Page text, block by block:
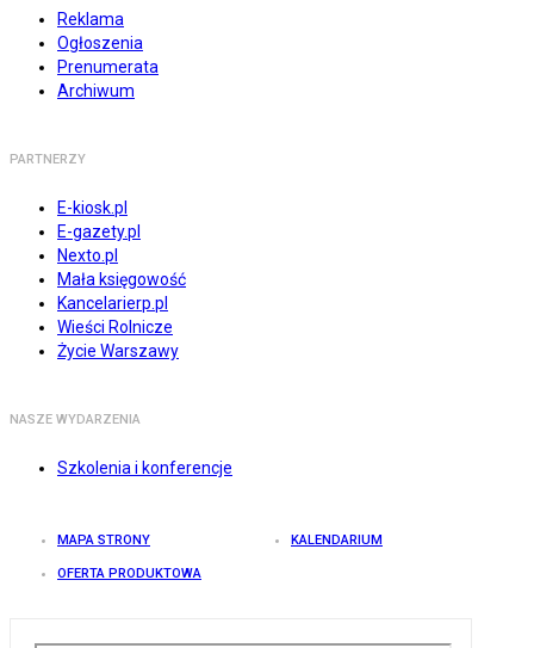
Reklama
Ogłoszenia
Prenumerata
Archiwum
PARTNERZY
E-kiosk.pl
E-gazety.pl
Nexto.pl
Mała księgowość
Kancelarierp.pl
Wieści Rolnicze
Życie Warszawy
NASZE WYDARZENIA
Szkolenia i konferencje
MAPA STRONY KALENDARIUM
OFERTA PRODUKTOWA